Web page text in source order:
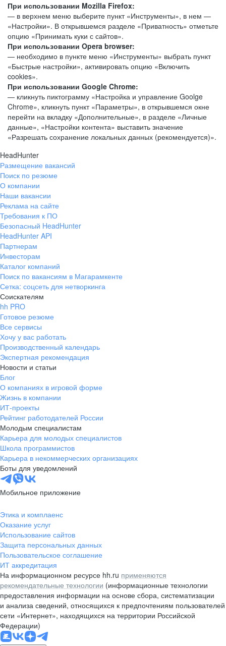
При использовании Mozilla Firefox:
— в верхнем меню выберите пункт «Инструменты», в нем —
«Настройки». В открывшемся разделе «Приватность» отметьте
опцию «Принимать куки с сайтов».
При использовании Opera browser:
— необходимо в пункте меню «Инструменты» выбрать пункт
«Быстрые настройки», активировать опцию «Включить
cookies».
При использовании Google Chrome:
— кликнуть пиктограмму «Настройка и управление Goolge
Chrome», кликнуть пункт «Параметры», в открывшемся окне
перейти на вкладку «Дополнительные», в разделе «Личные
данные», «Настройки контента» выставить значение
«Разрешать сохранение локальных данных (рекомендуется)».
HeadHunter
Размещение вакансий
Поиск по резюме
О компании
Наши вакансии
Реклама на сайте
Требования к ПО
Безопасный HeadHunter
HeadHunter API
Партнерам
Инвесторам
Каталог компаний
Поиск по вакансиям в Магарамкенте
Сетка: соцсеть для нетворкинга
Соискателям
hh PRO
Готовое резюме
Все сервисы
Хочу у вас работать
Производственный календарь
Экспертная рекомендация
Новости и статьи
Блог
О компаниях в игровой форме
Жизнь в компании
ИТ-проекты
Рейтинг работодателей России
Молодым специалистам
Карьера для молодых специалистов
Школа программистов
Карьера в некоммерческих организациях
Боты для уведомлений
Мобильное приложение
Этика и комплаенс
Оказание услуг
Использование сайтов
Защита персональных данных
Пользовательское соглашение
ИТ аккредитация
На информационном ресурсе hh.ru применяются
рекомендательные технологии (информационные технологии
предоставления информации на основе сбора, систематизации
и анализа сведений, относящихся к предпочтениям пользователей
сети «Интернет», находящихся на территории Российской
Федерации)